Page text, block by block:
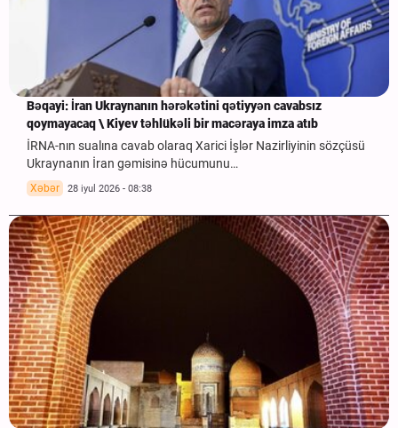
Bəqayi: İran Ukraynanın hərəkətini qətiyyən cavabsız
qoymayacaq \ Kiyev təhlükəli bir macəraya imza atıb
İRNA-nın sualına cavab olaraq Xarici İşlər Nazirliyinin sözçüsü
Ukraynanın İran gəmisinə hücumunu…
Xəbər 28 iyul 2026 - 08:38